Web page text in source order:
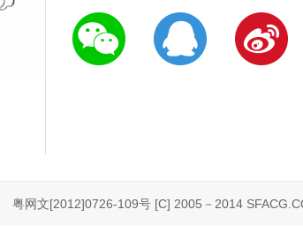
网文[2012]0726-109号 [C] 2005－2014